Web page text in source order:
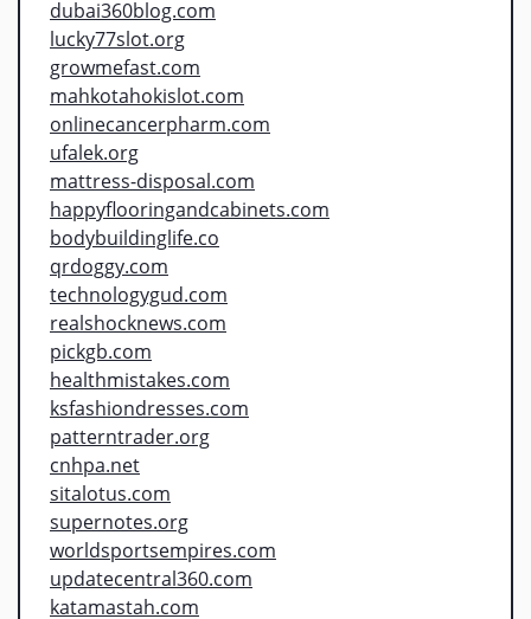
dubai360blog.com
lucky77slot.org
growmefast.com
mahkotahokislot.com
onlinecancerpharm.com
ufalek.org
mattress-disposal.com
happyflooringandcabinets.com
bodybuildinglife.co
qrdoggy.com
technologygud.com
realshocknews.com
pickgb.com
healthmistakes.com
ksfashiondresses.com
patterntrader.org
cnhpa.net
sitalotus.com
supernotes.org
worldsportsempires.com
updatecentral360.com
katamastah.com